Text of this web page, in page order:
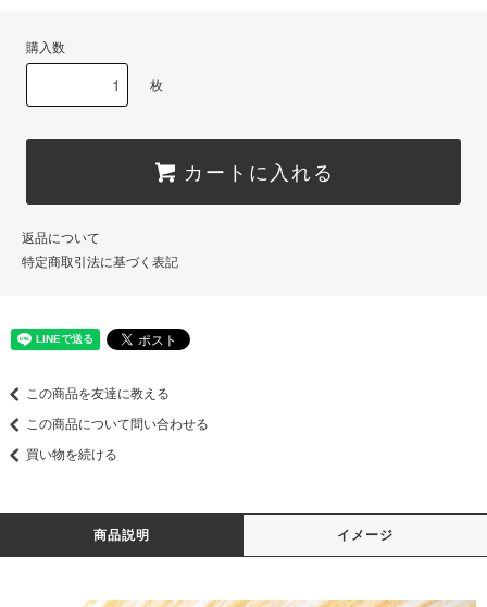
購入数
枚
カートに入れる
返品について
特定商取引法に基づく表記
この商品を友達に教える
この商品について問い合わせる
買い物を続ける
商品説明 イメージ